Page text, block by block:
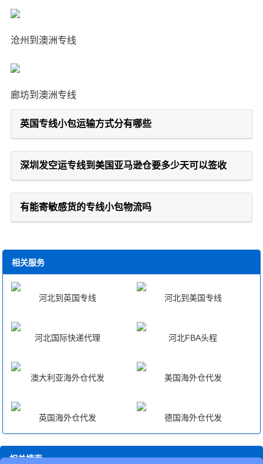
沧州到澳洲专线
廊坊到澳洲专线
英国专线小包运输方式分有哪些
深圳发空运专线到美国亚马逊仓要多少天可以签收
有能寄敏感货的专线小包物流吗
相关服务
河北到英国专线 河北到美国专线
河北国际快递代理 河北FBA头程
澳大利亚海外仓代发 美国海外仓代发
英国海外仓代发 德国海外仓代发
相关搜索